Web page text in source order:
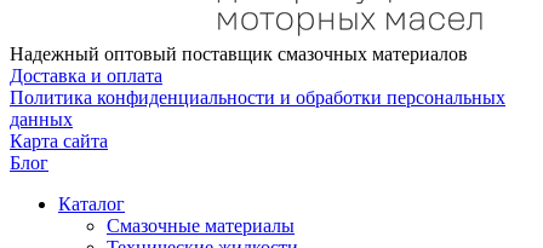
Надежный оптовый поставщик смазочных материалов
Доставка и оплата
Политика конфиденциальности и обработки персональных
данных
Карта сайта
Блог
Каталог
Смазочные материалы